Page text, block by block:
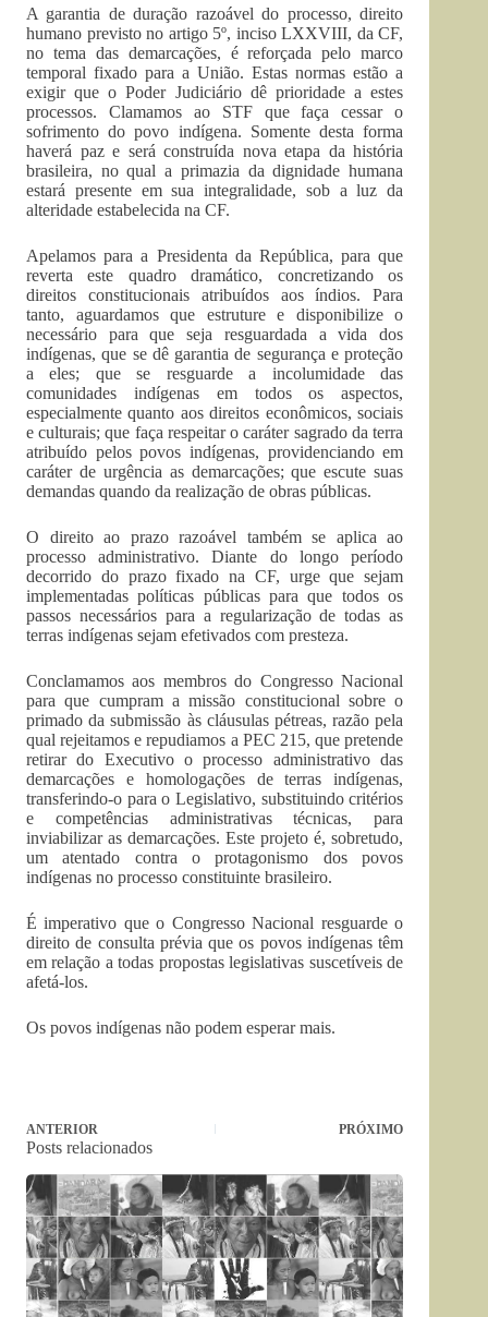
A garantia de duração razoável do processo, direito
humano previsto no artigo 5º, inciso LXXVIII, da CF,
no tema das demarcações, é reforçada pelo marco
temporal fixado para a União. Estas normas estão a
exigir que o Poder Judiciário dê prioridade a estes
processos. Clamamos ao STF que faça cessar o
sofrimento do povo indígena. Somente desta forma
haverá paz e será construída nova etapa da história
brasileira, no qual a primazia da dignidade humana
estará presente em sua integralidade, sob a luz da
alteridade estabelecida na CF.
Apelamos para a Presidenta da República, para que
reverta este quadro dramático, concretizando os
direitos constitucionais atribuídos aos índios. Para
tanto, aguardamos que estruture e disponibilize o
necessário para que seja resguardada a vida dos
indígenas, que se dê garantia de segurança e proteção
a eles; que se resguarde a incolumidade das
comunidades indígenas em todos os aspectos,
especialmente quanto aos direitos econômicos, sociais
e culturais; que faça respeitar o caráter sagrado da terra
atribuído pelos povos indígenas, providenciando em
caráter de urgência as demarcações; que escute suas
demandas quando da realização de obras públicas.
O direito ao prazo razoável também se aplica ao
processo administrativo. Diante do longo período
decorrido do prazo fixado na CF, urge que sejam
implementadas políticas públicas para que todos os
passos necessários para a regularização de todas as
terras indígenas sejam efetivados com presteza.
Conclamamos aos membros do Congresso Nacional
para que cumpram a missão constitucional sobre o
primado da submissão às cláusulas pétreas, razão pela
qual rejeitamos e repudiamos a PEC 215, que pretende
retirar do Executivo o processo administrativo das
demarcações e homologações de terras indígenas,
transferindo-o para o Legislativo, substituindo critérios
e competências administrativas técnicas, para
inviabilizar as demarcações. Este projeto é, sobretudo,
um atentado contra o protagonismo dos povos
indígenas no processo constituinte brasileiro.
É imperativo que o Congresso Nacional resguarde o
direito de consulta prévia que os povos indígenas têm
em relação a todas propostas legislativas suscetíveis de
afetá-los.
Os povos indígenas não podem esperar mais.
ANTERIOR PRÓXIMO
Posts relacionados